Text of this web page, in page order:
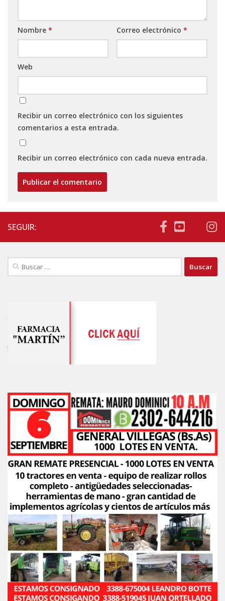
Nombre * Correo electrónico *
Web
Recibir un correo electrónico con los siguientes
comentarios a esta entrada.
Recibir un correo electrónico con cada nueva entrada.
SEGUIR:
Buscar: